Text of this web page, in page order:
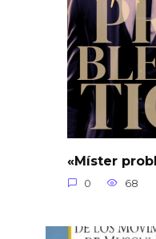
«Míster
0 68